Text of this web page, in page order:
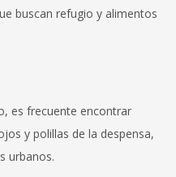
buscan refugio y alimentos
es frecuente encontrar
y polillas de la despensa,
urbanos.